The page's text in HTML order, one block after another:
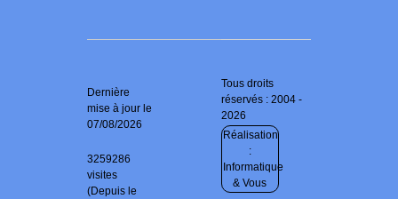
Dernière
mise à jour le
07/08/2026
3259286
visites
(Depuis le
Tous droits
réservés : 2004 -
2026
Réalisation
:
Informatique
& Vous